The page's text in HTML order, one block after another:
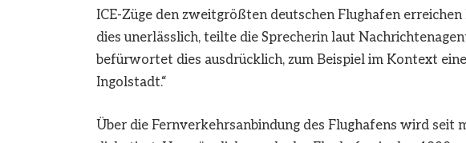
ICE-Züge den zweitgrößten deutschen Flughafen
dies unerlässlich, teilte die Sprecherin laut
befürwortet dies ausdrücklich, zum Beispiel im Kontext
Ingolstadt.“
Über die Fernverkehrsanbindung des Flughafens wird seit